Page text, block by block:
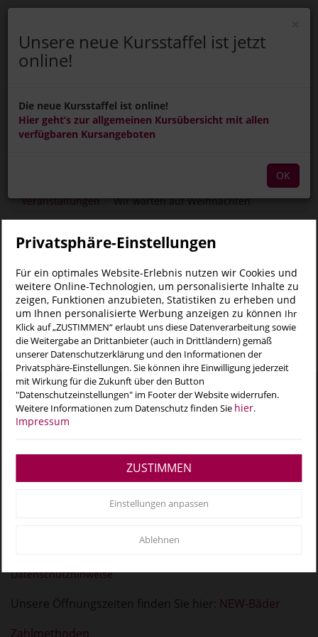
Menü Ein-/Ausblenden
ANMELDEN
Wir warten auf
Weihnachten
Veranstaltungen Wir warten auf Weihnachten
Standorte
NEW MOBIL UND AKTIV MÖNCHENGLADBACH GMBH
Odenkirchener Straße 201
41236 Mönchengladbach
Social Media
Datenschutzhinweise
Unsere Öffnungszeiten finden Sie hier: NEW-Bäder
Zahlmethoden
Privatsphäre-Einstellungen
Für ein optimales Website-Erlebnis nutzen wir Cookies und
weitere Online-Technologien, um personalisierte Inhalte zu
zeigen, Funktionen anzubieten, Statistiken zu erheben und
um Ihnen personalisierte Werbung anzeigen zu können Ihr
Klick auf „ZUSTIMMEN“ erlaubt uns diese Datenverarbeitung sowie
die Weitergabe an Drittanbieter (auch in Drittländern) gemäß
unserer Datenschutzerklärung und den Informationen der
Privatsphäre-Einstellungen. Sie können ihre Einwilligung jederzeit
mit Wirkung für die Zukunft über den Button
"Datenschutzeinstellungen" im Footer der Website widerrufen.
Weitere Informationen zum Datenschutz finden Sie hier.
Impressum
Ablehnen
Einstellungen anpassen
ZUSTIMMEN
Unsere neue Kursstaffel ist jetzt
online!
Die neue Kursstaffel ist online!
Hier geht’s zur allgemeinen Kursübersicht mit allen
verfügbaren Kursangeboten
OK